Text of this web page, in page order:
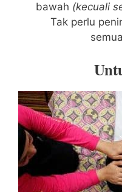
bawah (kecuali
Tak perlu